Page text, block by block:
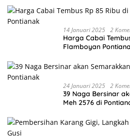
14 Januari 2025 2
Harga Cabai
Flamboyan
24 Januari 2025 2
39 Naga Bersinar
Meh 2576 di